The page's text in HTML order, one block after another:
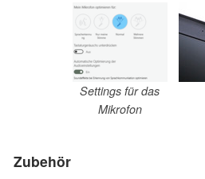
Settings für das
Mikrofon
Zubehör